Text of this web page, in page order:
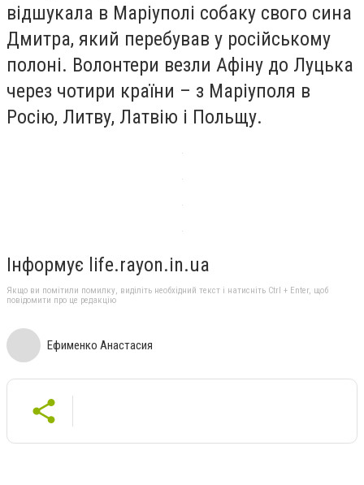
відшукала в Маріуполі собаку свого сина
Дмитра, який перебував у російському
полоні. Волонтери везли Афіну до Луцька
через чотири країни – з Маріуполя в
Росію, Литву, Латвію і Польщу.
Інформує life.rayon.in.ua
Якщо ви помітили помилку, виділіть необхідний текст і натисніть Ctrl + Enter, щоб
повідомити про це редакцію
Ефименко Анастасия